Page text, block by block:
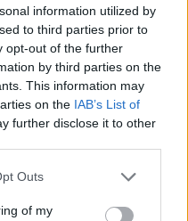
information utilized by
to third parties prior to
opt-out of the further
by third parties on the
This information may
on the IAB’s List of
further disclose it to other
one or more Google
You may click to
Outs
of my